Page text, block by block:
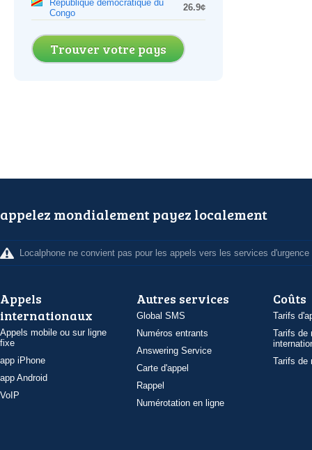
République démocratique du
Congo
26.9¢
Trouver votre pays
appelez mondialement payez localement
Localphone ne convient pas pour les appels vers les services d'urgence
Appels
internationaux
Appels mobile ou sur ligne
fixe
app iPhone
app Android
VoIP
Autres services
Global SMS
Numéros entrants
Answering Service
Carte d'appel
Rappel
Numérotation en ligne
Coûts
Tarifs
Tarifs de
Tarifs de